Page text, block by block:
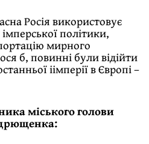
Росія використовує
політики,
мирного
б, повинні були відійти
іімперії в Європі –
міського голови